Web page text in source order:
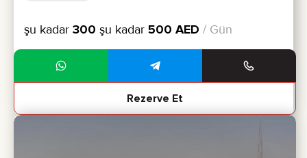
şu kadar 300 şu kadar 500 AED / Gün
Rezerve Et